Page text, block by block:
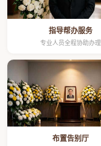
指导帮办服务
专业人员全程协助办理
布置告别厅